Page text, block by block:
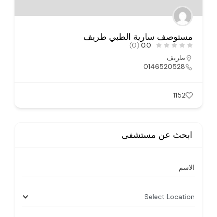
مستوصف سارية الطبي طريف
0.0
(0)
طريف
0146520528
1152
ابحث عن مستشفى
الاسم
Select Location